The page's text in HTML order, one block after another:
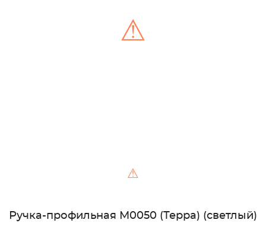
⚠
⚠
Ручка-профильная М0050 (Терра) (светлый)